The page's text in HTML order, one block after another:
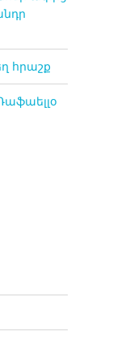
հրաշք